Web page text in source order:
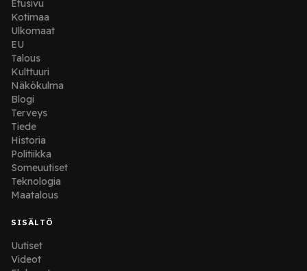
Etusivu
Kotimaa
Ulkomaat
EU
Talous
Kulttuuri
Näkökulma
Blogi
Terveys
Tiede
Historia
Politiikka
Someuutiset
Teknologia
Maatalous
SISÄLTÖ
Uutiset
Videot